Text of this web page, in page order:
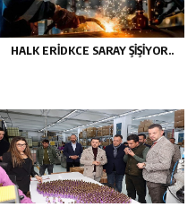
HALK ERIDKCE SARAY ŞIŞIYOR..